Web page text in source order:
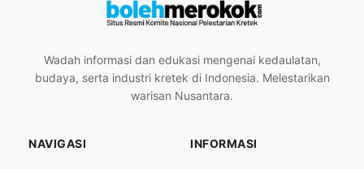
Wadah informasi dan edukasi mengenai kedaulatan,
budaya, serta industri kretek di Indonesia. Melestarikan
warisan Nusantara.
NAVIGASI INFORMASI